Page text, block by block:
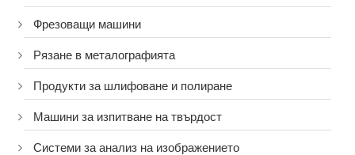
Фрезоващи машини
Рязане в металографията
Продукти за шлифоване и полиране
Машини за изпитване на твърдост
Системи за анализ на изображението